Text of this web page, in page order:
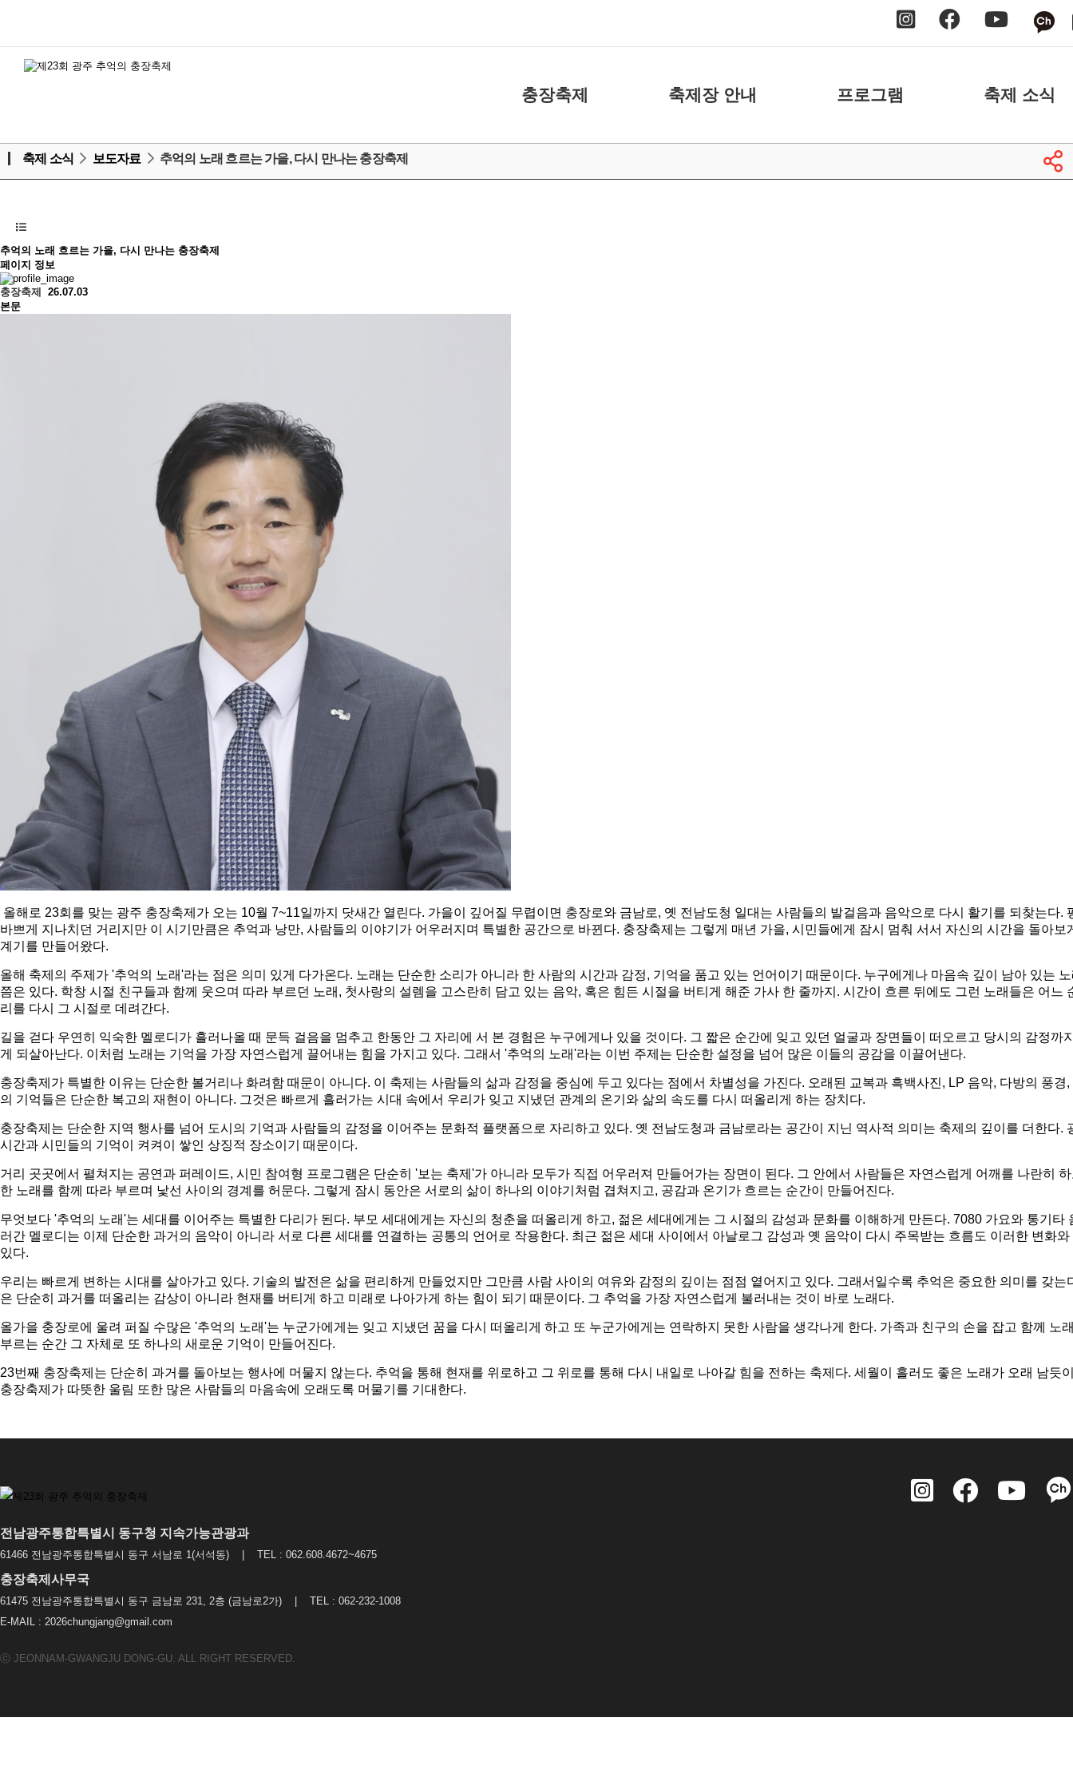
충장축제
축제소개
아카이브
축제장 안내
화장실 안내
주차장 안내
프로그램
날짜별
장소별
축제 소식
공지사항
보도자료
축제 소식 보도자료 추억의 노래 흐르는 가을, 다시 만나는 충장축제
추억의 노래 흐르는 가을, 다시 만나는 충장축제
페이지 정보
충장축제
26.07.03
본문
올해로 23회를 맞는 광주 충장축제가 오는 10월 7~11일까지 닷새간 열린다. 가을이 깊어질 무렵이면 충장로와 금남로, 옛 전남도청 일대는 사람들의 발걸음과 음악으로 다시 활기를 되찾는다.
바쁘게 지나치던 거리지만 이 시기만큼은 추억과 낭만, 사람들의 이야기가 어우러지며 특별한 공간으로 바뀐다. 충장축제는 그렇게 매년 가을, 시민들에게 잠시 멈춰 서서 자신의 시간을 돌아보
계기를 만들어왔다.
올해 축제의 주제가 '추억의 노래'라는 점은 의미 있게 다가온다. 노래는 단순한 소리가 아니라 한 사람의 시간과 감정, 기억을 품고 있는 언어이기 때문이다. 누구에게나 마음속 깊이 남아 있는
쯤은 있다. 학창 시절 친구들과 함께 웃으며 따라 부르던 노래, 첫사랑의 설렘을 고스란히 담고 있는 음악, 혹은 힘든 시절을 버티게 해준 가사 한 줄까지. 시간이 흐른 뒤에도 그런 노래들은 어느
리를 다시 그 시절로 데려간다.
길을 걷다 우연히 익숙한 멜로디가 흘러나올 때 문득 걸음을 멈추고 한동안 그 자리에 서 본 경험은 누구에게나 있을 것이다. 그 짧은 순간에 잊고 있던 얼굴과 장면들이 떠오르고 당시의 감정까
게 되살아난다. 이처럼 노래는 기억을 가장 자연스럽게 끌어내는 힘을 가지고 있다. 그래서 '추억의 노래'라는 이번 주제는 단순한 설정을 넘어 많은 이들의 공감을 이끌어낸다.
충장축제가 특별한 이유는 단순한 볼거리나 화려함 때문이 아니다. 이 축제는 사람들의 삶과 감정을 중심에 두고 있다는 점에서 차별성을 가진다. 오래된 교복과 흑백사진, LP 음악, 다방의 풍경,
의 기억들은 단순한 복고의 재현이 아니다. 그것은 빠르게 흘러가는 시대 속에서 우리가 잊고 지냈던 관계의 온기와 삶의 속도를 다시 떠올리게 하는 장치다.
충장축제는 단순한 지역 행사를 넘어 도시의 기억과 사람들의 감정을 이어주는 문화적 플랫폼으로 자리하고 있다. 옛 전남도청과 금남로라는 공간이 지닌 역사적 의미는 축제의 깊이를 더한다.
시간과 시민들의 기억이 켜켜이 쌓인 상징적 장소이기 때문이다.
거리 곳곳에서 펼쳐지는 공연과 퍼레이드, 시민 참여형 프로그램은 단순히 '보는 축제'가 아니라 모두가 직접 어우러져 만들어가는 장면이 된다. 그 안에서 사람들은 자연스럽게 어깨를 나란히
한 노래를 함께 따라 부르며 낯선 사이의 경계를 허문다. 그렇게 잠시 동안은 서로의 삶이 하나의 이야기처럼 겹쳐지고, 공감과 온기가 흐르는 순간이 만들어진다.
무엇보다 '추억의 노래'는 세대를 이어주는 특별한 다리가 된다. 부모 세대에게는 자신의 청춘을 떠올리게 하고, 젊은 세대에게는 그 시절의 감성과 문화를 이해하게 만든다. 7080 가요와 통기타
러간 멜로디는 이제 단순한 과거의 음악이 아니라 서로 다른 세대를 연결하는 공통의 언어로 작용한다. 최근 젊은 세대 사이에서 아날로그 감성과 옛 음악이 다시 주목받는 흐름도 이러한 변화와
있다.
우리는 빠르게 변하는 시대를 살아가고 있다. 기술의 발전은 삶을 편리하게 만들었지만 그만큼 사람 사이의 여유와 감정의 깊이는 점점 옅어지고 있다. 그래서일수록 추억은 중요한 의미를 갖는
은 단순히 과거를 떠올리는 감상이 아니라 현재를 버티게 하고 미래로 나아가게 하는 힘이 되기 때문이다. 그 추억을 가장 자연스럽게 불러내는 것이 바로 노래다.
올가을 충장로에 울려 퍼질 수많은 '추억의 노래'는 누군가에게는 잊고 지냈던 꿈을 다시 떠올리게 하고 또 누군가에게는 연락하지 못한 사람을 생각나게 한다. 가족과 친구의 손을 잡고 함께 노
부르는 순간 그 자체로 또 하나의 새로운 기억이 만들어진다.
23번째 충장축제는 단순히 과거를 돌아보는 행사에 머물지 않는다. 추억을 통해 현재를 위로하고 그 위로를 통해 다시 내일로 나아갈 힘을 전하는 축제다. 세월이 흘러도 좋은 노래가 오래 남듯
충장축제가 따뜻한 울림 또한 많은 사람들의 마음속에 오래도록 머물기를 기대한다.
전남광주통합특별시 동구청 지속가능관광과
61466 전남광주통합특별시 동구 서남로 1(서석동) | TEL : 062.608.4672~4675
충장축제사무국
61475 전남광주통합특별시 동구 금남로 231, 2층 (금남로2가) | TEL : 062-232-1008
E-MAIL : 2026chungjang@gmail.com
ⓒ JEONNAM-GWANGJU DONG-GU. ALL RIGHT RESERVED.